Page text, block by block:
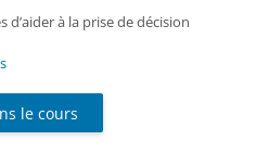
à la prise de décision
le cours